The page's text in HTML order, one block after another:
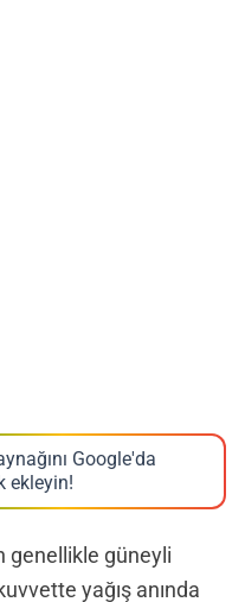
Google'da
ekleyin!
genellikle güneyli
yağış anında